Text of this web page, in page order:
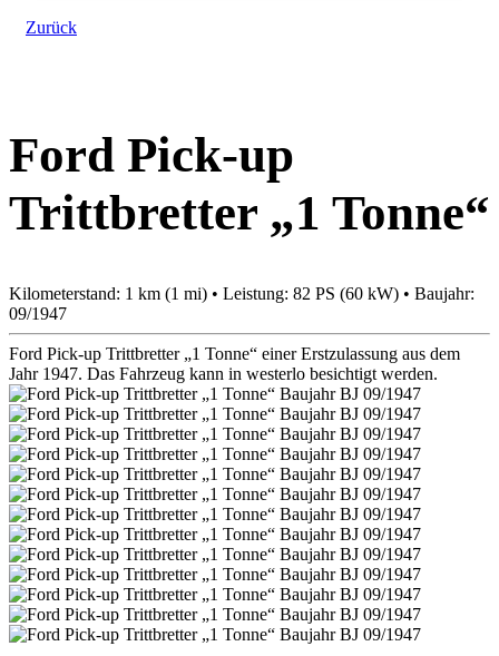
Zurück
Ford Pick-up
Trittbretter „1 Tonne“
Kilometerstand: 1 km (1 mi) • Leistung: 82 PS (60 kW) • Baujahr:
09/1947
Ford Pick-up Trittbretter „1 Tonne“ einer Erstzulassung aus dem
Jahr 1947. Das Fahrzeug kann in westerlo besichtigt werden.